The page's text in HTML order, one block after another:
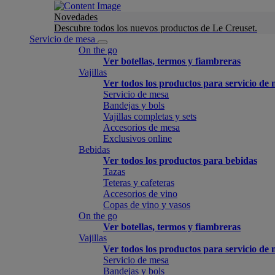
Novedades
Descubre todos los nuevos productos de Le Creuset.
Servicio de mesa
On the go
Ver botellas, termos y fiambreras
Vajillas
Ver todos los productos para servicio de
Servicio de mesa
Bandejas y bols
Vajillas completas y sets
Accesorios de mesa
Exclusivos online
Bebidas
Ver todos los productos para bebidas
Tazas
Teteras y cafeteras
Accesorios de vino
Copas de vino y vasos
On the go
Ver botellas, termos y fiambreras
Vajillas
Ver todos los productos para servicio de
Servicio de mesa
Bandejas y bols